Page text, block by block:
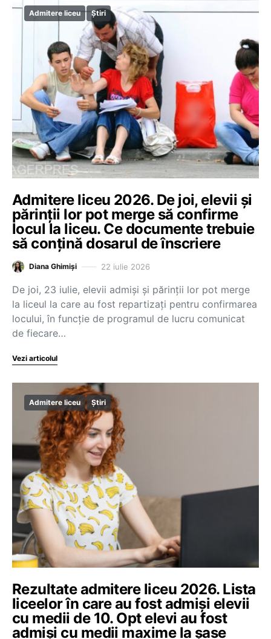
Admitere liceu Știri
Admitere liceu 2026. De joi, elevii și
părinții lor pot merge să confirme
locul la liceu. Ce documente trebuie
să conțină dosarul de înscriere
Diana Ghimiși 22 iulie 2026
De joi, 23 iulie, elevii admiși și părinții lor pot merge
la liceul la care au fost repartizați pentru confirmarea
locului, în funcție de programul de lucru comunicat
de fiecare…
Vezi articolul
Admitere liceu Știri
Rezultate admitere liceu 2026. Lista
liceelor în care au fost admiși elevii
cu medii de 10. Opt elevi au fost
admiși cu medii maxime la șase